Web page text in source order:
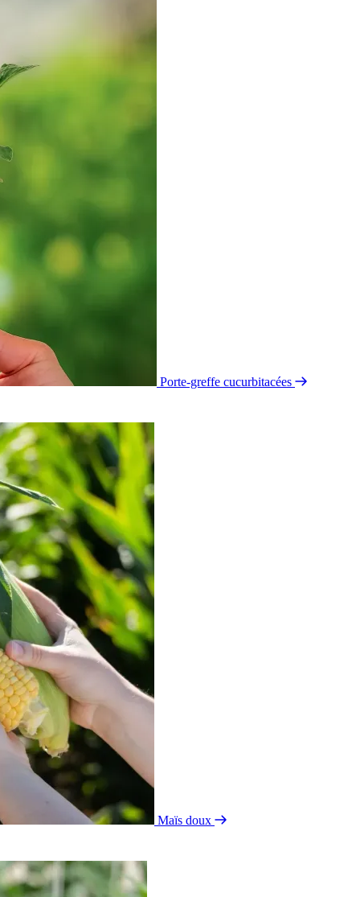
Porte-greffe cucurbitacées
Maïs doux